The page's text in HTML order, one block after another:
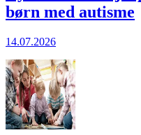
børn med autisme
14.07.2026